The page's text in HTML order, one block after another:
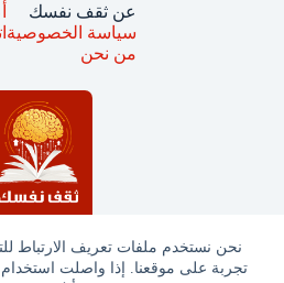
نحن نستخدم ملفات تعريف الارتباط
تجربة على موقعنا. إذا واصلت
عن ثقف نفسك
سياسة الخصوصية
من نحن